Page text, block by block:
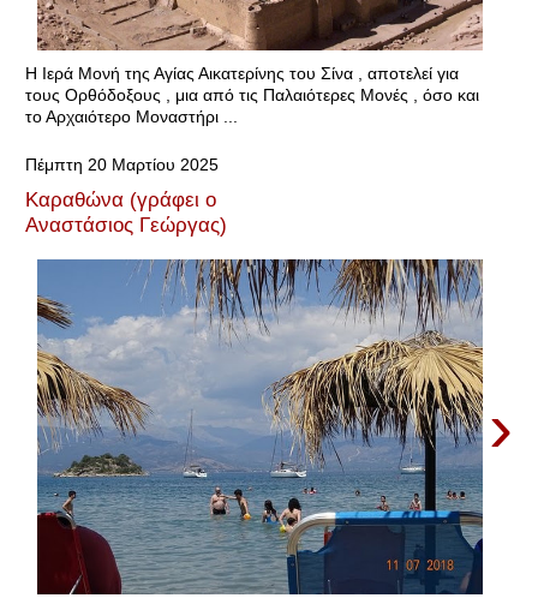
Η Ιερά Μονή της Αγίας Αικατερίνης του Σίνα , αποτελεί για
τους Ορθόδοξους , μια από τις Παλαιότερες Μονές , όσο και
το Αρχαιότερο Μοναστήρι ...
Πέμπτη 20 Μαρτίου 2025
Καραθώνα (γράφει o
Αναστάσιος Γεώργας)
›